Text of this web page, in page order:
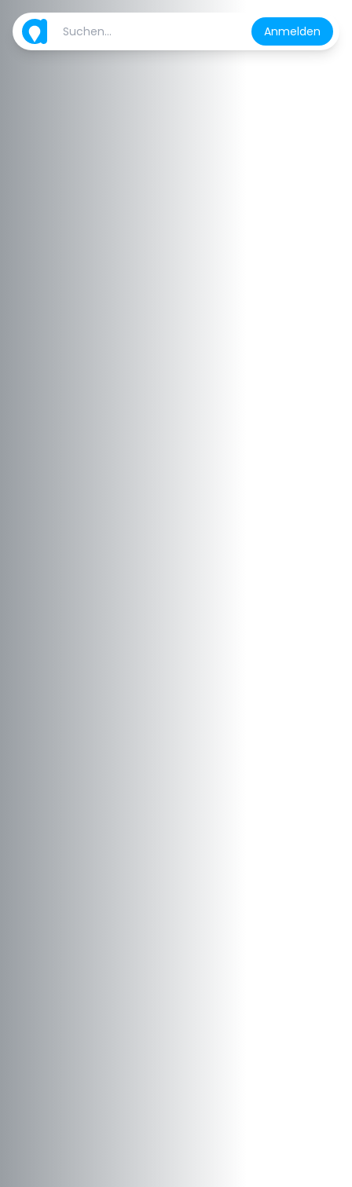
Anmelden